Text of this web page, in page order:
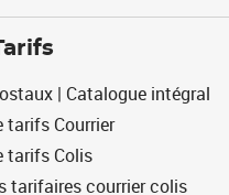
| Catalogue intégral
tarifs Courrier
tarifs Colis
tarifaires courrier colis